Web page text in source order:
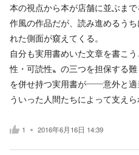
本の視点から本が店舗に並ぶま
作風の作品だが、読み進めるう
れた側面が窺えてくる。
自分も実用書めいた文章を書こ
性・可読性〟の三つを担保する
を併せ持つ実用書が――意外と
ういった人間たちによって支えら
1 2016年6月16日 14:39